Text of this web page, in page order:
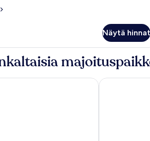
Näytä hinnat
Positano Marincanto